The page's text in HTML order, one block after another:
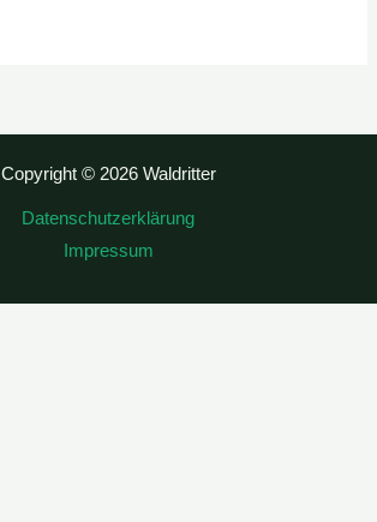
Copyright © 2026 Waldritter
Datenschutzerklärung
Impressum